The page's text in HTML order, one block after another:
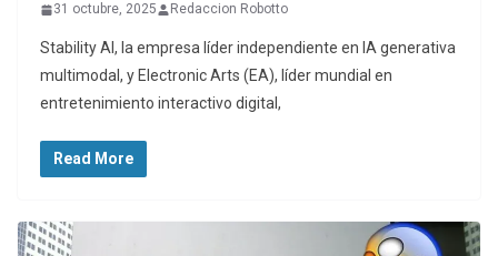
31 octubre, 2025 Redaccion Robotto
Stability AI, la empresa líder independiente en IA generativa
multimodal, y Electronic Arts (EA), líder mundial en
entretenimiento interactivo digital,
Read More